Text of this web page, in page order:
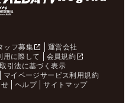
ッフ募集
運営会社
用に際して
会員規約
引法に基づく表示
マイページサービス利用規約
ヘルプ サイトマップ